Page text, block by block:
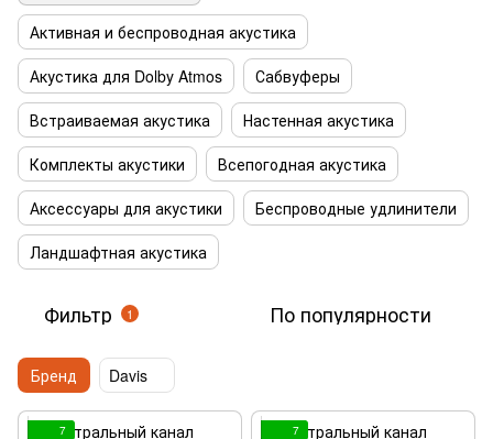
Активная и беспроводная акустика
Акустика для Dolby Atmos
Сабвуферы
Встраиваемая акустика
Настенная акустика
Комплекты акустики
Всепогодная акустика
Аксессуары для акустики
Беспроводные удлинители
Ландшафтная акустика
Фильтр 1 По популярности
Бренд Davis
7
7